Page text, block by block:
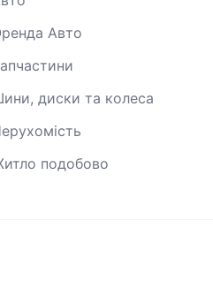
Авто
диски та колеса
подобово